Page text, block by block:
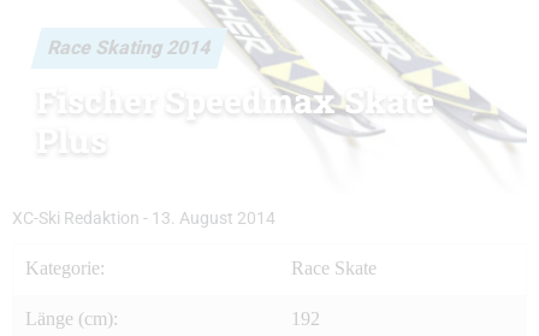
Race Skating 2014
Fischer Speedmax Skate
Plus
XC-Ski Redaktion - 13. August 2014
Kategorie: Race Skate
Länge (cm): 192